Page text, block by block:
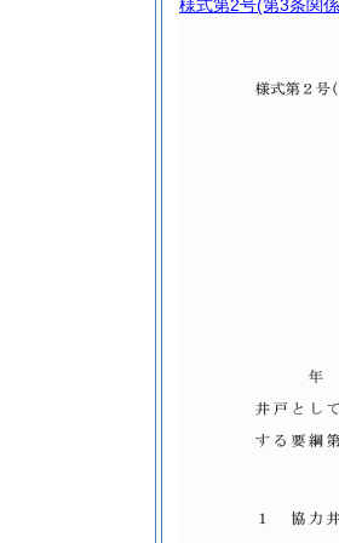
様式第2号(第3条関